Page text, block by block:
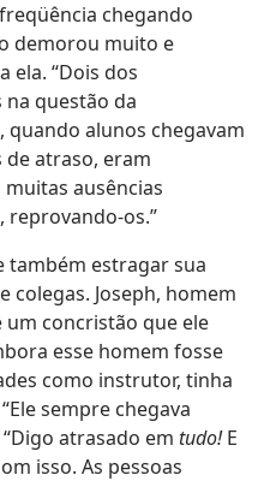
chegando
demorou muito e
ela. “Dois dos
questão da
alunos chegavam
atraso, eram
ausências
reprovando-os.”
também estragar sua
colegas. Joseph, homem
um concristão que ele
esse homem fosse
como instrutor, tinha
sempre chegava
atrasado em tudo!E
isso. As pessoas